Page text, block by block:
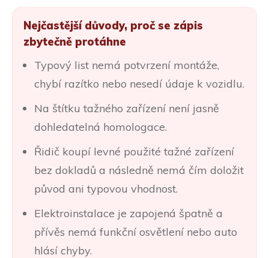
Nejčastější důvody, proč se zápis
zbytečně protáhne
Typový list nemá potvrzení montáže,
chybí razítko nebo nesedí údaje k vozidlu.
Na štítku tažného zařízení není jasně
dohledatelná homologace.
Řidič koupí levné použité tažné zařízení
bez dokladů a následně nemá čím doložit
původ ani typovou vhodnost.
Elektroinstalace je zapojená špatně a
přívěs nemá funkční osvětlení nebo auto
hlásí chyby.